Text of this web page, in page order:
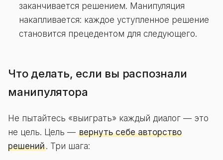
заканчивается решением. Манипуляция
накапливается: каждое уступленное решение
становится прецедентом для следующего.
Что делать, если вы распознали
манипулятора
Не пытайтесь «выиграть» каждый диалог — это
не цель. Цель — вернуть себе авторство
решений. Три шага: